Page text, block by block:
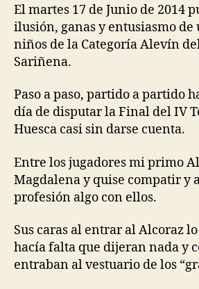
El martes 17 de Junio de 2014
ilusión, ganas y entusiasmo de
niños de la Categoría Alevín
Sariñena.
Paso a paso, partido a partido
día de disputar la Final del IV
Huesca casi sin darse cuenta.
Entre los jugadores mi primo
Magdalena y quise compatir y
profesión algo con ellos.
Sus caras al entrar al Alcoraz
hacía falta que dijeran nada y
entraban al vestuario de los